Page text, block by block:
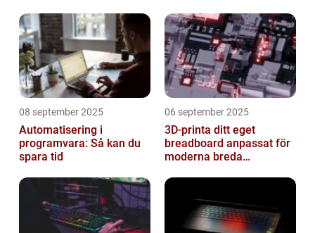
08 september 2025
Automatisering i
programvara: Så kan du
spara tid
06 september 2025
3D-printa ditt eget
breadboard anpassat för
moderna breda